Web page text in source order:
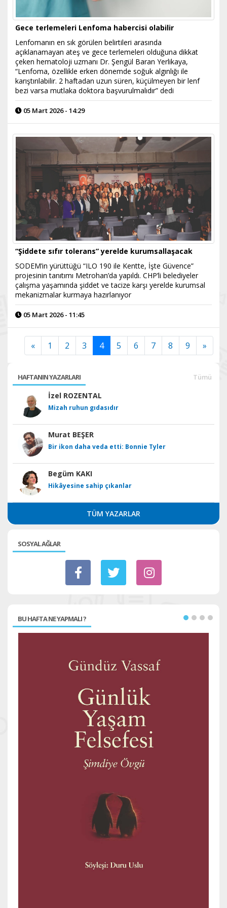
Gece terlemeleri Lenfoma habercisi olabilir
Lenfomanın en sık görülen belirtileri arasında
açıklanamayan ateş ve gece terlemeleri olduğuna dikkat
çeken hematoloji uzmanı Dr. Şengül Baran Yerlikaya,
“Lenfoma, özellikle erken dönemde soğuk algınlığı ile
karıştırılabilir. 2 haftadan uzun süren, küçülmeyen bir lenf
bezi varsa mutlaka doktora başvurulmalıdır” dedi
05 Mart 2026 - 14:29
“Şiddete sıfır tolerans” yerelde kurumsallaşacak
SODEM’in yürüttüğü “ILO 190 ile Kentte, İşte Güvence”
projesinin tanıtımı Metrohan’da yapıldı. CHP’li belediyeler
çalışma yaşamında şiddet ve tacize karşı yerelde kurumsal
mekanizmalar kurmaya hazırlanıyor
05 Mart 2026 - 11:45
« 1 2 3 4 5 6 7 8 9 »
HAFTANIN YAZARLARI Tümü
İzel ROZENTAL
Mizah ruhun gıdasıdır
Murat BEŞER
Bir ikon daha veda etti: Bonnie Tyler
Begüm KAKI
Hikâyesine sahip çıkanlar
TÜM YAZARLAR
SOSYAL AĞLAR
BU HAFTA NE YAPMALI ?